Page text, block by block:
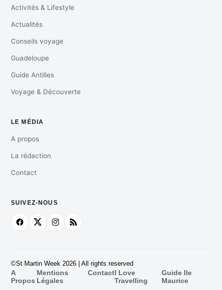
Activités & Lifestyle
Actualités
Conseils voyage
Guadeloupe
Guide Antilles
Voyage & Découverte
LE MÉDIA
A propos
La rédaction
Contact
SUIVEZ-NOUS
©St Martin Week 2026 | All rights reserved
A
Propos
Mentions
Légales
ContactI Love
Travelling
Guide Ile
Maurice